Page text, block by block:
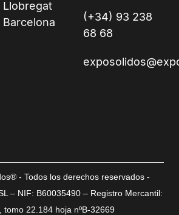
Llobregat
Barcelona
(+34) 93 238
68 68
- Todos los derechos reservados -
– NIF: B60035490 – Registro Mercantil:
tomo 22.184 hoja nºB-32669